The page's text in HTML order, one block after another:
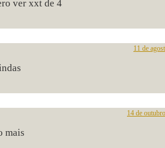
ver xxt de 4
11 de
14 de
mais